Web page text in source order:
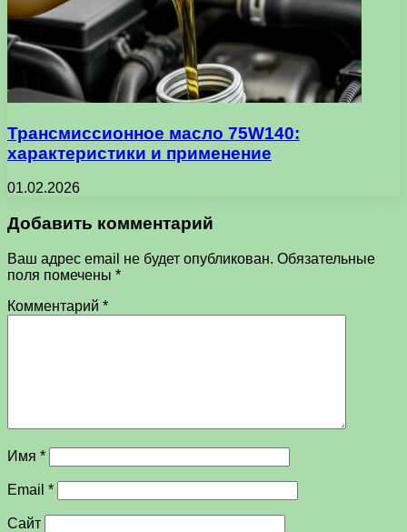
Трансмиссионное масло 75W140:
характеристики и применение
01.02.2026
Добавить комментарий
Ваш адрес email не будет опубликован. Обязательные
поля помечены *
Комментарий *
Имя *
Email *
Сайт